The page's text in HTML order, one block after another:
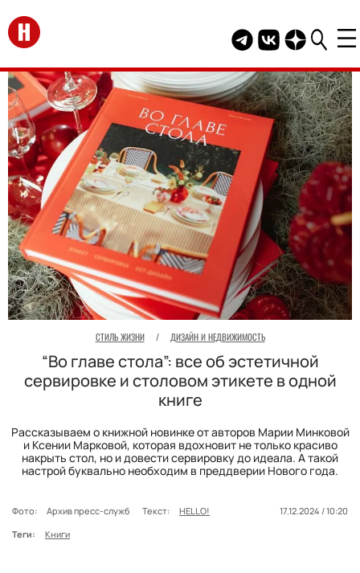
Перейти на главную
Telegram канал
Группа HELLO
Канал
СТИЛЬ ЖИЗНИ / ДИЗАЙН И НЕДВИЖИМОСТЬ
“Во главе стола”: все об эстетичной
сервировке и столовом этикете в одной
книге
Рассказываем о книжной новинке от авторов Марии Минковой
и Ксении Марковой, которая вдохновит не только красиво
накрыть стол, но и довести сервировку до идеала. А такой
настрой буквально необходим в преддверии Нового года.
Фото: Архив пресс-служб Текст: HELLO!
17.12.2024 / 10:20
Теги:
Книги